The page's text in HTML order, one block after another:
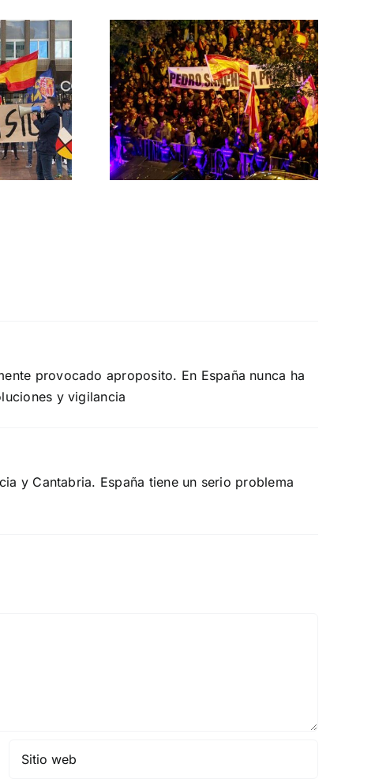
las
el
AMNISTÍA
provocado aproposito. En España nunca ha
y vigilancia
y Cantabria. España tiene un serio problema